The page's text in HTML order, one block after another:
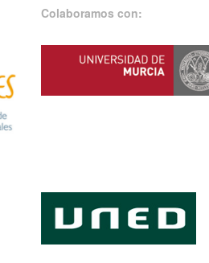
Colaboramos con: